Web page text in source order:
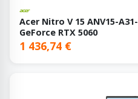
Acer Nitro V 15 ANV15-
GeForce RTX 5060
1 436,74 €